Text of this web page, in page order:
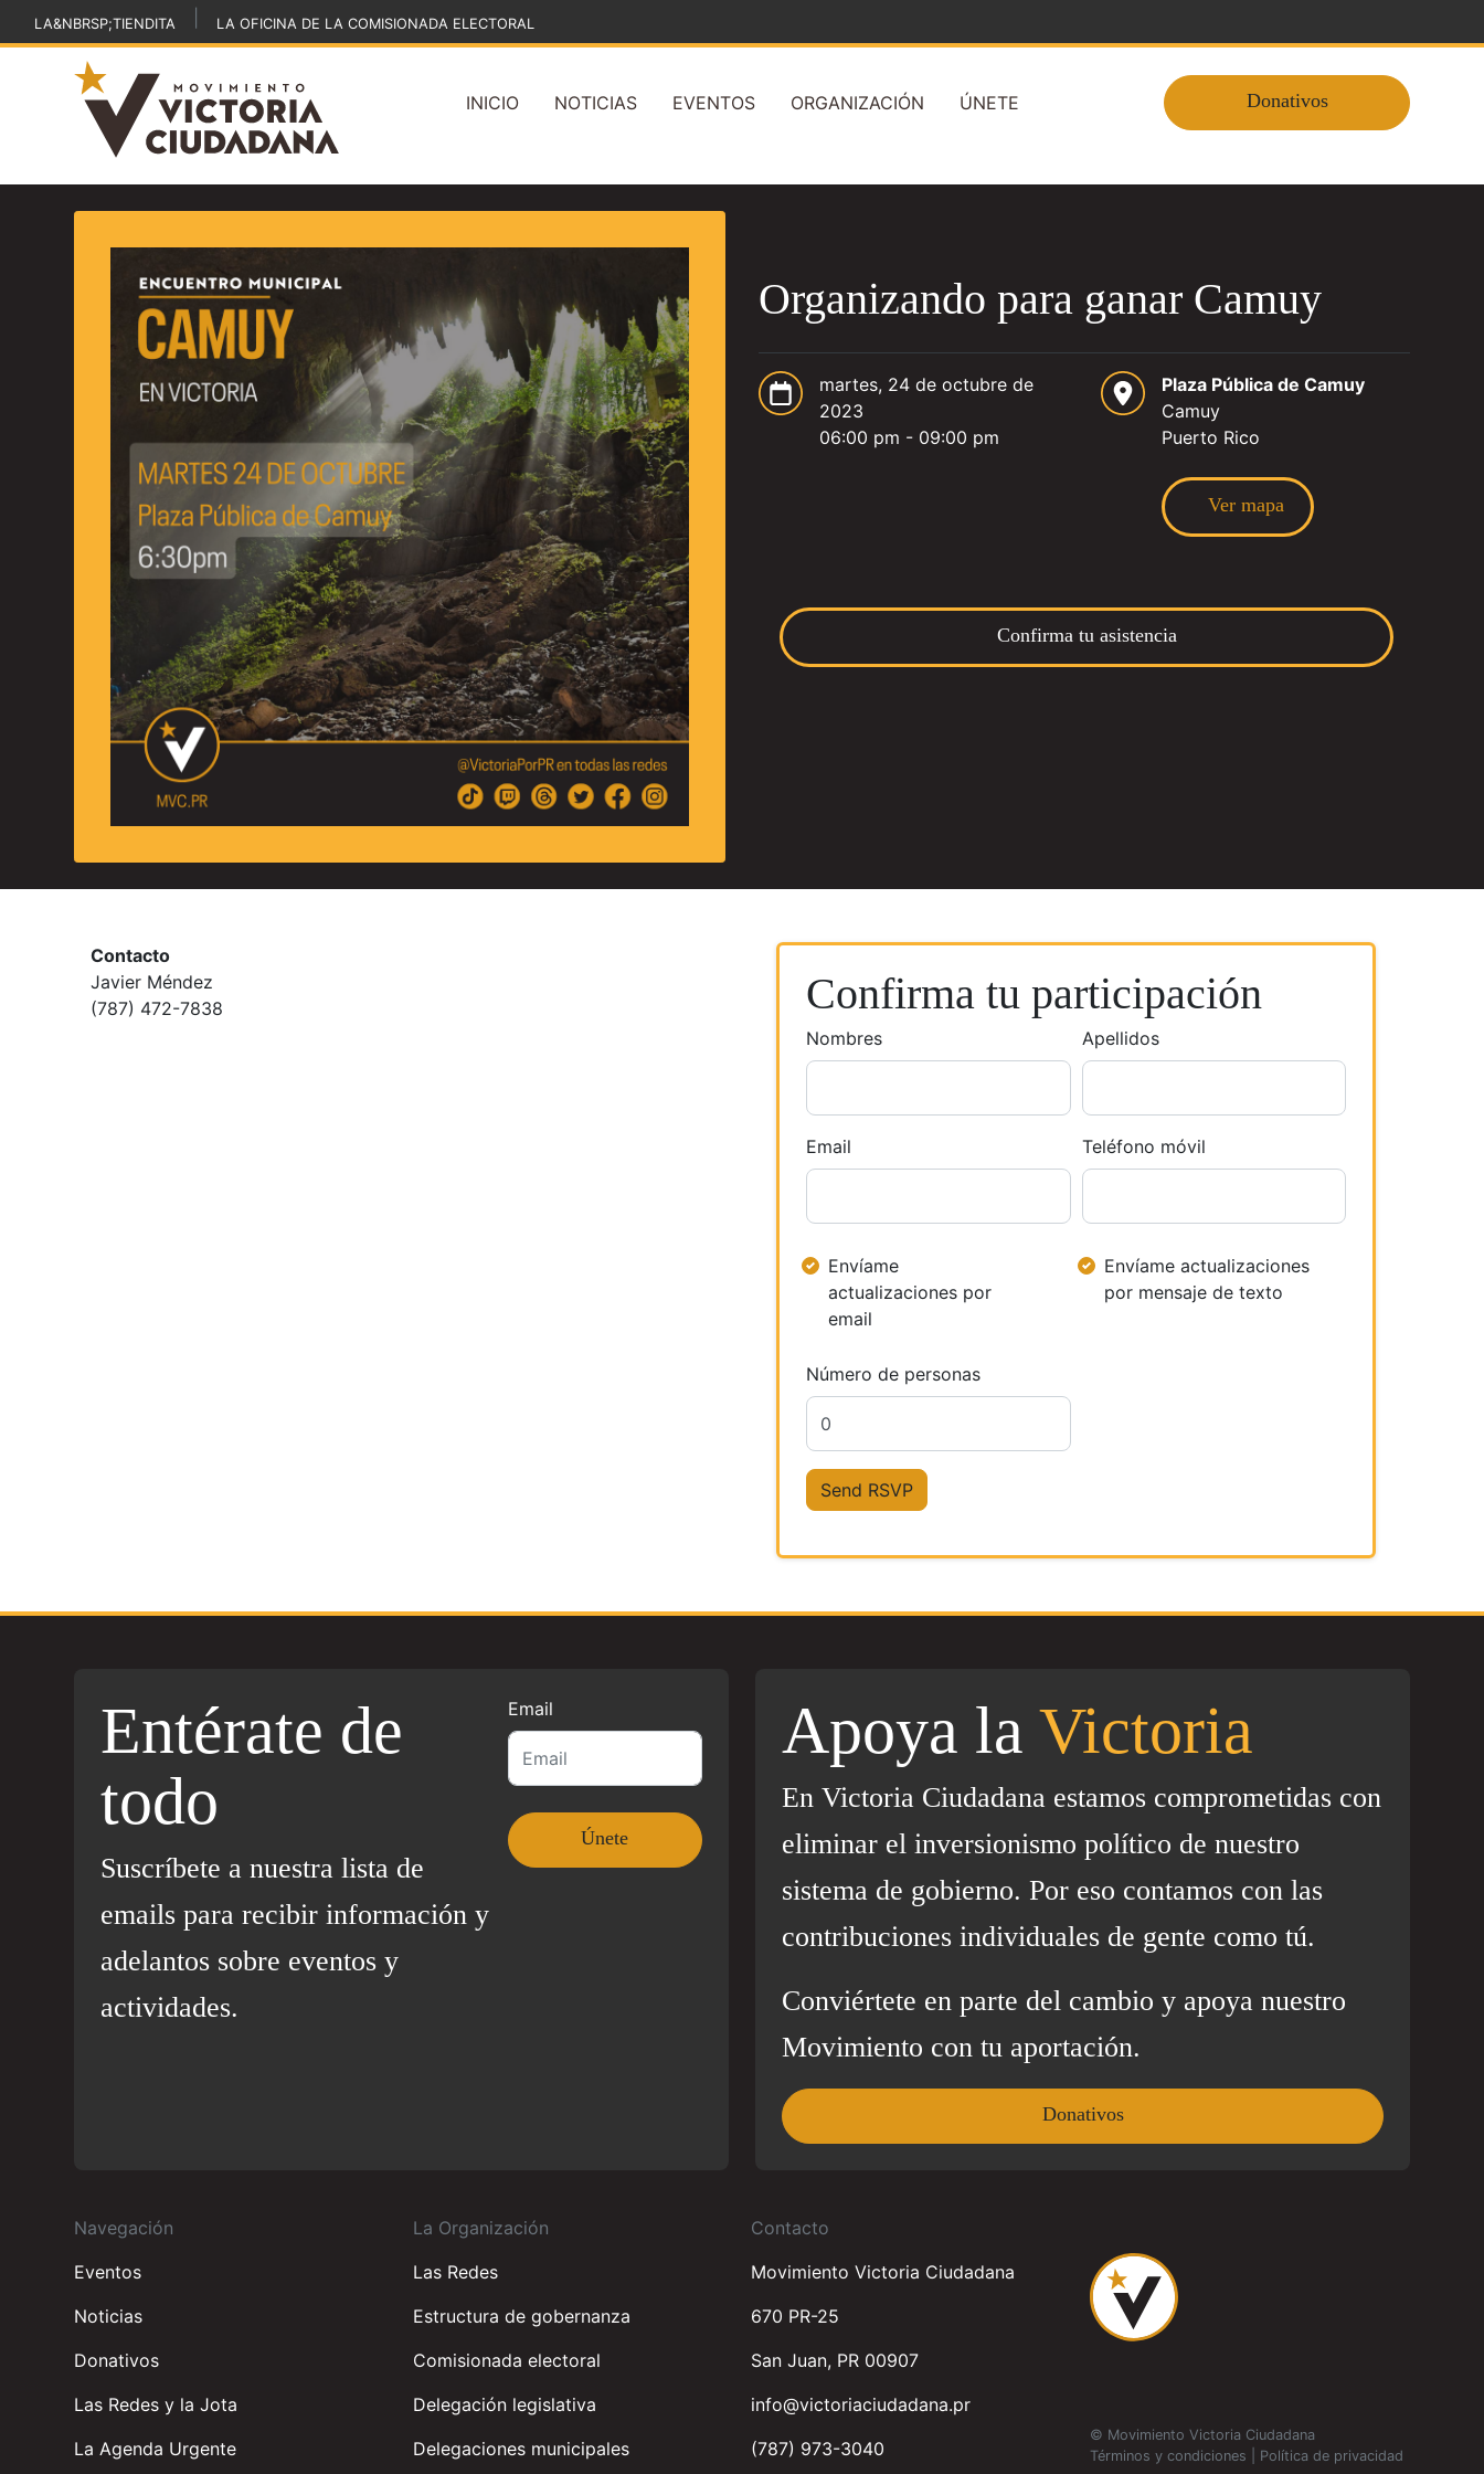
LA&NBRSP;TIENDITA LA OFICINA DE LA COMISIONADA ELECTORAL
INICIO NOTICIAS EVENTOS ORGANIZACIÓN ÚNETE Donativos
Organizando para ganar Camuy
martes, 24 de octubre de
2023
06:00 pm - 09:00 pm
Plaza Pública de Camuy
Camuy
Puerto Rico
Ver mapa
Confirma tu asistencia
Contacto
Javier Méndez
(787) 472-7838
Confirma tu participación
Nombres Apellidos
Email Teléfono móvil
Envíame
actualizaciones por
email
Envíame actualizaciones
por mensaje de texto
Número de personas
Entérate de
todo
Suscríbete a nuestra lista de
emails para recibir información y
adelantos sobre eventos y
actividades.
Email Apoya la Victoria
En Victoria Ciudadana estamos comprometidas con
eliminar el inversionismo político de nuestro
sistema de gobierno. Por eso contamos con las
contribuciones individuales de gente como tú.
Conviértete en parte del cambio y apoya nuestro
Movimiento con tu aportación.
Donativos
Navegación
Eventos
Noticias
Donativos
Las Redes y la Jota
La Agenda Urgente
La Organización
Las Redes
Estructura de gobernanza
Comisionada electoral
Delegación legislativa
Delegaciones municipales
Contacto
Movimiento Victoria Ciudadana
670 PR-25
San Juan, PR 00907
info@victoriaciudadana.pr
(787) 973-3040
© Movimiento Victoria Ciudadana
Términos y condiciones
Política de privacidad